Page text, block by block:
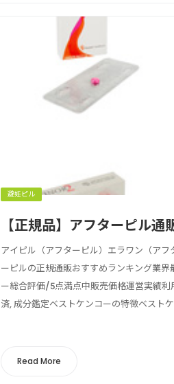
避妊ピル
【正規品】アフターピル
アイピル（アフターピル）エラワン（ア
ーピルの正規通販おすすめランキング業
ー総合評価/5点満点中販売価格運営実績
済, 成分鑑定ベストケンコーの特徴ベスト
Read More